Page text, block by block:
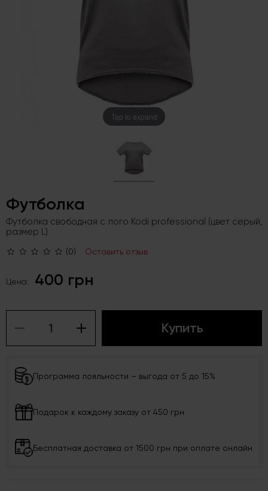
Tap to expand
Футболка
Футболка свободная с лого Kodi professional (цвет серый,
размер L)
(0) Оставить отзыв
Цена: 400 грн
Купить
Программа лояльности – выгода от 5 до 15%
Подарок к каждому заказу от 450 грн
Бесплатная доставка от 1500 грн при оплате онлайн